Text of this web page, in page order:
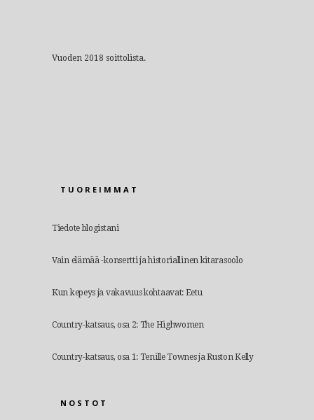
Vuoden 2018 soittolista.
TUOREIMMAT
Tiedote blogistani
Vain elämää -konsertti ja historiallinen kitarasoolo
Kun kepeys ja vakavuus kohtaavat: Eetu
Country-katsaus, osa 2: The Highwomen
Country-katsaus, osa 1: Tenille Townes ja Ruston Kelly
NOSTOT